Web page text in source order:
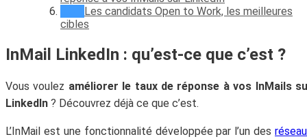
Les candidats Open to Work, les meilleures
cibles
InMail LinkedIn : qu’est-ce que c’est ?
Vous voulez améliorer le taux de réponse à vos InMails
LinkedIn ? Découvrez déjà ce que c’est.
L’InMail est une fonctionnalité développée par l’un des